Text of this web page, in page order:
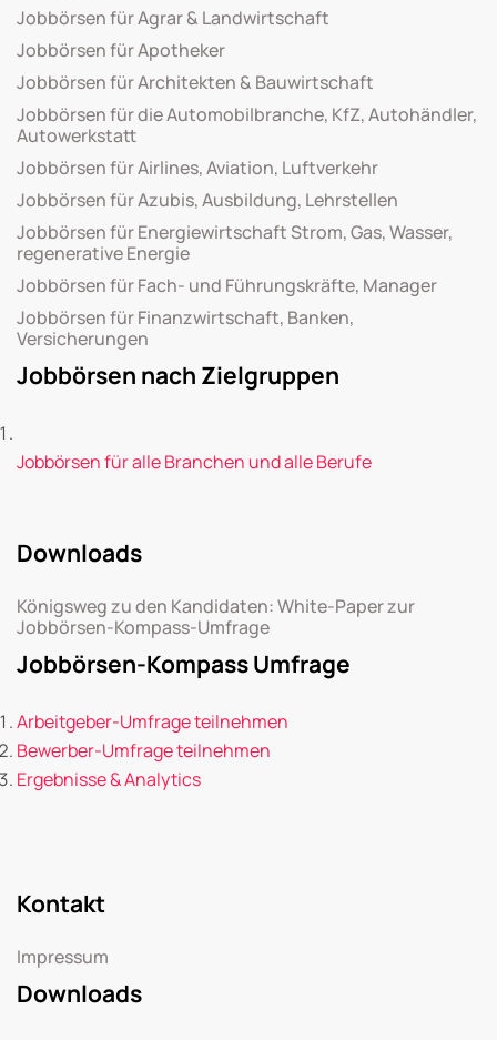
Jobbörsen für Agrar & Landwirtschaft
Jobbörsen für Apotheker
Jobbörsen für Architekten & Bauwirtschaft
Jobbörsen für die Automobilbranche, KfZ, Autohändler,
Autowerkstatt
Jobbörsen für Airlines, Aviation, Luftverkehr
Jobbörsen für Azubis, Ausbildung, Lehrstellen
Jobbörsen für Energiewirtschaft Strom, Gas, Wasser,
regenerative Energie
Jobbörsen für Fach- und Führungskräfte, Manager
Jobbörsen für Finanzwirtschaft, Banken,
Versicherungen
Jobbörsen nach Zielgruppen
Jobbörsen für alle Branchen und alle Berufe
Downloads
Königsweg zu den Kandidaten: White-Paper zur
Jobbörsen-Kompass-Umfrage
Jobbörsen-Kompass Umfrage
Arbeitgeber-Umfrage teilnehmen
Bewerber-Umfrage teilnehmen
Ergebnisse & Analytics
Kontakt
Impressum
Downloads